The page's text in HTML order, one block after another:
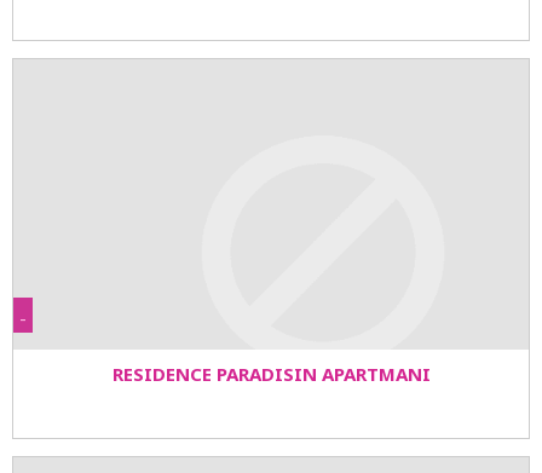
-
RESIDENCE PARADISIN APARTMANI